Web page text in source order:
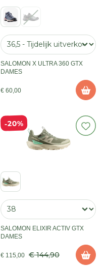
SALOMON X ULTRA 360 GTX
DAMES
€ 60,00
20%
SALOMON ELIXIR ACTIV GTX
DAMES
€ 115,00 € 144,90